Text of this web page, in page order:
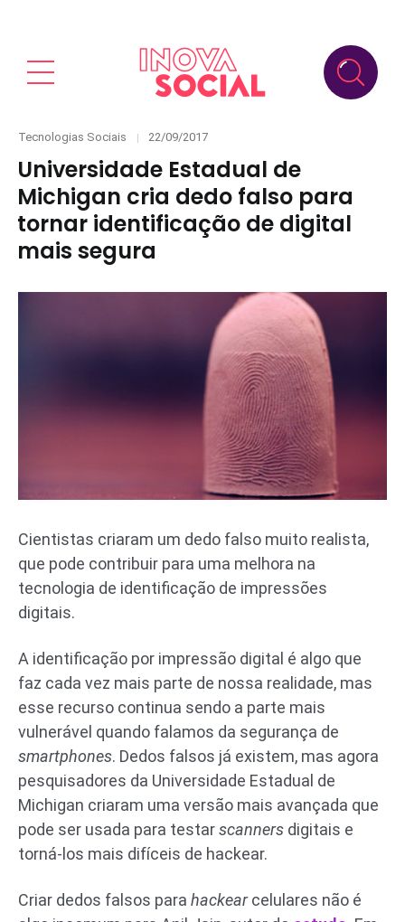
Categories
Tecnologias Sociais
Posted
22/09/2017
Universidade Estadual de
Michigan cria dedo falso para
tornar identificação de digital
mais segura
Cientistas criaram um dedo falso muito realista,
que pode contribuir para uma melhora na
tecnologia de identificação de impressões
digitais.
A identificação por impressão digital é algo que
faz cada vez mais parte de nossa realidade, mas
esse recurso continua sendo a parte mais
vulnerável quando falamos da segurança de
smartphones. Dedos falsos já existem, mas agora
pesquisadores da Universidade Estadual de
Michigan criaram uma versão mais avançada que
pode ser usada para testarscanners digitais e
torná-los mais difíceis de hackear.
Criar dedos falsos para hackearcelulares não é